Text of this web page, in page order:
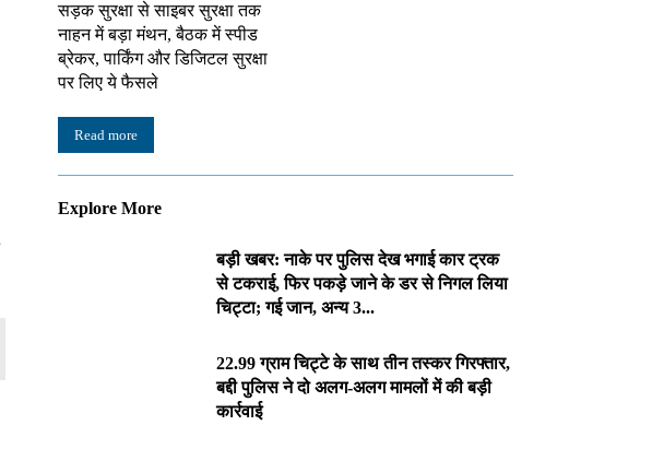
सड़क सुरक्षा से साइबर सुरक्षा तक
नाहन में बड़ा मंथन, बैठक में स्पीड
ब्रेकर, पार्किंग और डिजिटल सुरक्षा
पर लिए ये फैसले
Read more
Explore More
बड़ी खबर: नाके पर पुलिस देख भगाई कार ट्रक
से टकराई, फिर पकड़े जाने के डर से निगल लिया
चिट्टा; गई जान, अन्य 3...
22.99 ग्राम चिट्टे के साथ तीन तस्कर गिरफ्तार,
बद्दी पुलिस ने दो अलग-अलग मामलों में की बड़ी
कार्रवाई